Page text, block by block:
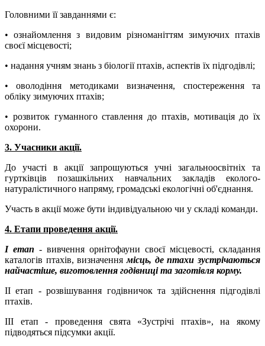
Головними її завданнями є:
• ознайомлення з видовим різноманіттям зимуючих птахів
своєї місцевості;
• надання учням знань з біології птахів, аспектів їх підгодівлі;
• оволодіння методиками визначення, спостереження та
обліку зимуючих птахів;
• розвиток гуманного ставлення до птахів, мотивація до їх
охорони.
3. Учасники акції.
До участі в акції запрошуються учні загальноосвітніх та
гуртківців позашкільних навчальних закладів еколого-
натуралістичного напряму, громадські екологічні об'єднання.
Участь в акції може бути індивідуальною чи у складі команди.
4. Етапи проведення акції.
І етап - вивчення орнітофауни своєї місцевості, складання
каталогів птахів, визначеннямісць, де птахи зустрічаються
найчастіше, виготовлення годівниці та заготівля корму.
ІІ етап - розвішування годівничок та здійснення підгодівлі
птахів.
ІІІ етап - проведення свята «Зустрічі птахів», на якому
підводяться підсумки акції.